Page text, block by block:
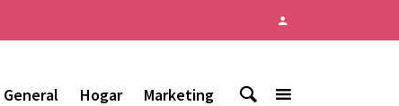
General Hogar Marketing